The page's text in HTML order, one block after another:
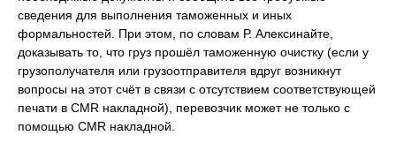
сведения для выполнения таможенных и иных
формальностей. При этом, по словам Р. Алексинайте,
доказывать то, что груз прошёл таможенную очистку (если у
грузополучателя или грузоотправителя вдруг возникнут
вопросы на этот счёт в связи с отсутствием соответствующей
печати в CMR накладной), перевозчик может не только с
помощью CMR накладной.